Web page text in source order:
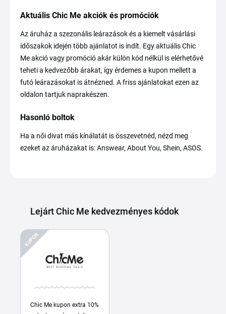
Aktuális Chic Me akciók és promóciók
Az áruház a szezonális leárazások és a kiemelt vásárlási
időszakok idején több ajánlatot is indít. Egy aktuális Chic
Me akció vagy promóció akár külön kód nélkül is elérhetővé
teheti a kedvezőbb árakat, így érdemes a kupon mellett a
futó leárazásokat is átnézned. A friss ajánlatokat ezen az
oldalon tartjuk naprakészen.
Hasonló boltok
Ha a női divat más kínálatát is összevetnéd, nézd meg
ezeket az áruházakat is: Answear, About You, Shein, ASOS.
Lejárt Chic Me kedvezményes kódok
KUPON
Chic Me kupon extra 10%